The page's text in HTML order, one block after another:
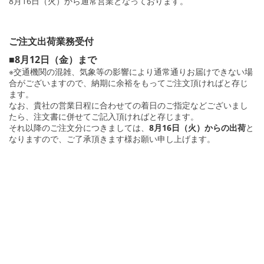
ご注文出荷業務受付
■8月12日（金）まで
※交通機関の混雑、気象等の影響により通常通りお届けできない場
合がございますので、納期に余裕をもってご注文頂ければと存じ
ます。
なお、貴社の営業日程に合わせての着日のご指定などございまし
たら、注文書に併せてご記入頂ければと存じます。
それ以降のご注文分につきましては、 8月16日（火）からの出荷と
なりますので、ご了承頂きます様お願い申し上げます。